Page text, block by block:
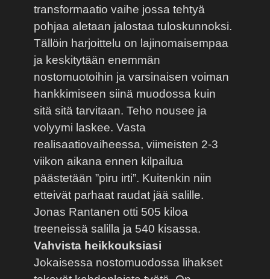
transformaatio vaihe jossa tehtyä
pohjaa aletaan jalostaa tuloskunnoksi.
Tällöin harjoittelu on lajinomaisempaa
ja keskitytään enemmän
nostomuotoihin ja varsinaisen voiman
hankkimiseen siinä muodossa kuin
sitä sitä tarvitaan. Teho nousee ja
volyymi laskee. Vasta
realisaatiovaiheessa, viimeisten 2-3
viikon aikana ennen kilpailua
päästetään ”piru irti”. Kuitenkin niin
etteivät parhaat raudat jää salille.
Jonas Rantanen otti 505 kiloa
treeneissä salilla ja 540 kisassa.
Vahvista heikkouksiasi
Jokaisessa nostomuodossa lihakset